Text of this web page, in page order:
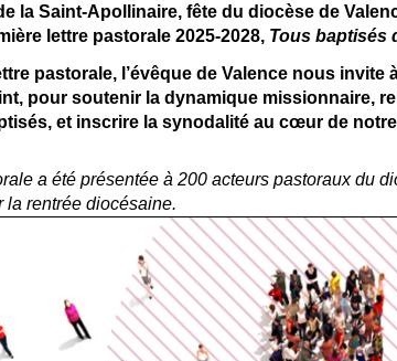
la Saint-Apollinaire, fête du diocèse de
lettre pastorale 2025-2028, Tous baptisés
pastorale, l’évêque de Valence nous
pour soutenir la dynamique missionnaire,
et inscrire la synodalité au cœur de notre
a été présentée à 200 acteurs pastoraux du
la rentrée diocésaine.